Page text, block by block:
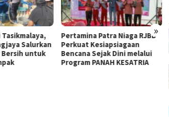
»
Salurkan
Bersih untuk
Pertamina Patra Niaga RJBB
Perkuat Kesiapsiagaan
Bencana Sejak Dini melalui
Program PANAH KESATRIA